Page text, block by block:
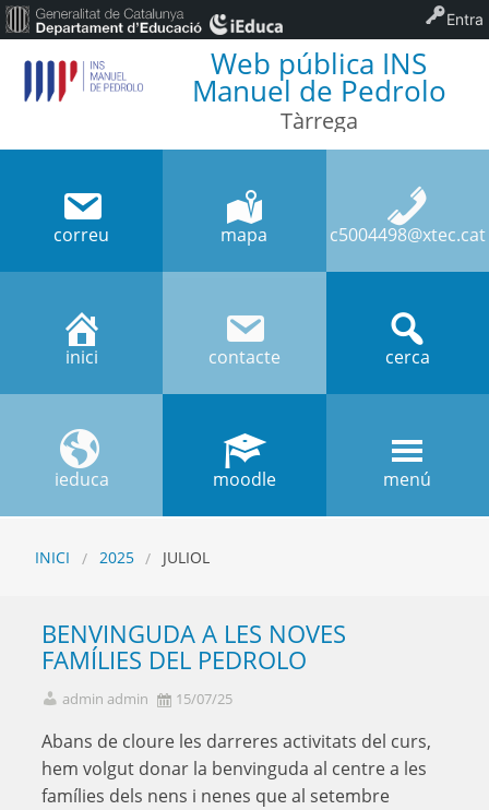
Web pública INS
Manuel de Pedrolo
Tàrrega
correu mapa c5004498@xtec.cat
inici contacte cerca
ieduca moodle menú
INICI 2025 JULIOL
BENVINGUDA A LES NOVES
FAMÍLIES DEL PEDROLO
admin admin 15/07/25
Abans de cloure les darreres activitats del curs,
hem volgut donar la benvinguda al centre a les
famílies dels nens i nenes que al setembre
Entra